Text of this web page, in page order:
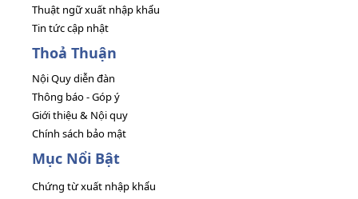
Thuật ngữ xuất nhập khẩu
Tin tức cập nhật
Thoả Thuận
Nội Quy diễn đàn
Thông báo - Góp ý
Giới thiệu & Nội quy
Chính sách bảo mật
Mục Nổi Bật
Chứng từ xuất nhập khẩu